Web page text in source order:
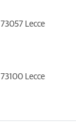
73057 Lecce
73100 Lecce